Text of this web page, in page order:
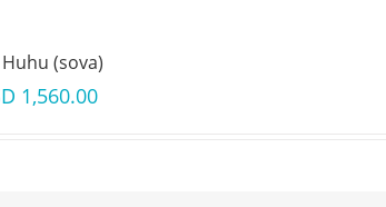
(sova)
1,560.00